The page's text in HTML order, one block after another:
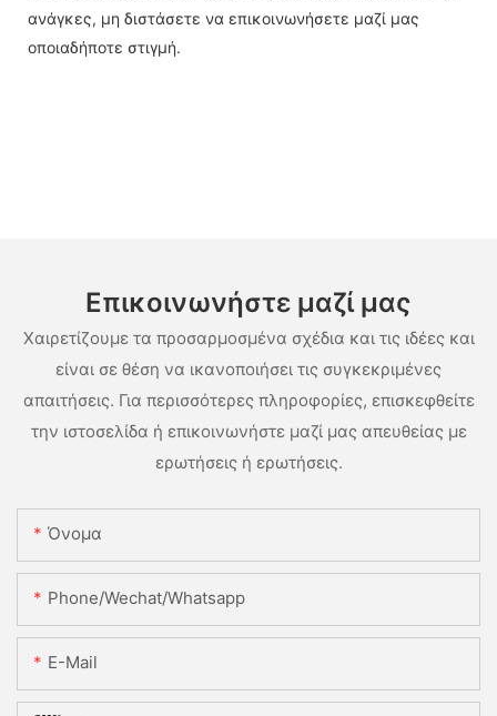
ανάγκες, μη διστάσετε να επικοινωνήσετε μαζί μας
οποιαδήποτε στιγμή.
Επικοινωνήστε μαζί μας
Χαιρετίζουμε τα προσαρμοσμένα σχέδια και τις ιδέες και
είναι σε θέση να ικανοποιήσει τις συγκεκριμένες
απαιτήσεις. Για περισσότερες πληροφορίες, επισκεφθείτε
την ιστοσελίδα ή επικοινωνήστε μαζί μας απευθείας με
ερωτήσεις ή ερωτήσεις.
Όνομα
Phone/Wechat/Whatsapp
E-Mail